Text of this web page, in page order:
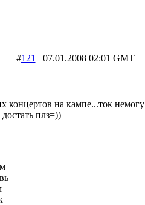
#121 07.01.2008 02:01 GMT
концертов на кампе...ток немогу
плз=))